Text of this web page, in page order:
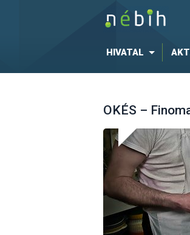
HIVATAL
OKÉS –